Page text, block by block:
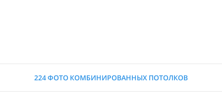
224 ФОТО КОМБИНИРОВАННЫХ ПОТОЛКОВ